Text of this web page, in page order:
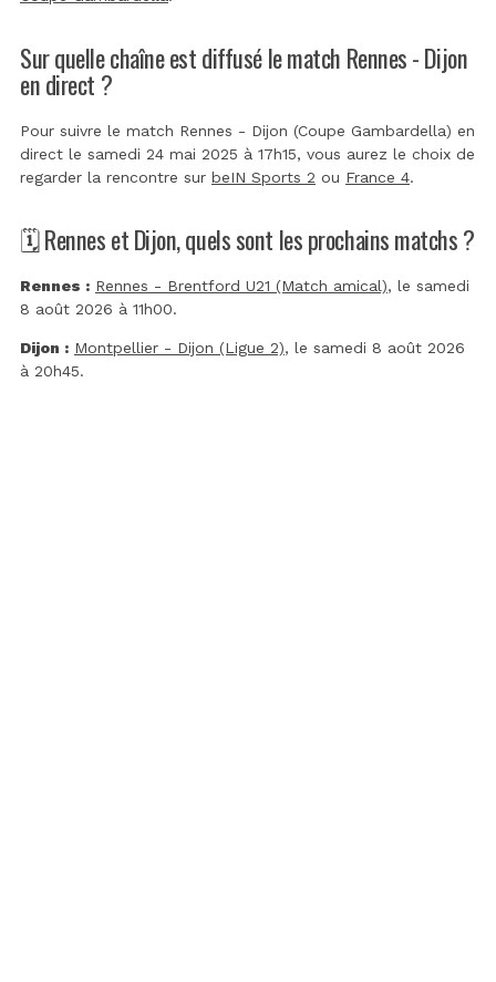
Sur quelle chaîne est diffusé le match Rennes - Dijon
en direct ?
Pour suivre le match Rennes - Dijon (Coupe Gambardella) en
direct le samedi 24 mai 2025 à 17h15, vous aurez le choix de
regarder la rencontre sur beIN Sports 2 ou France 4.
🗓️ Rennes et Dijon, quels sont les prochains matchs ?
Rennes : Rennes - Brentford U21 (Match amical), le samedi
8 août 2026 à 11h00.
Dijon : Montpellier - Dijon (Ligue 2), le samedi 8 août 2026
à 20h45.